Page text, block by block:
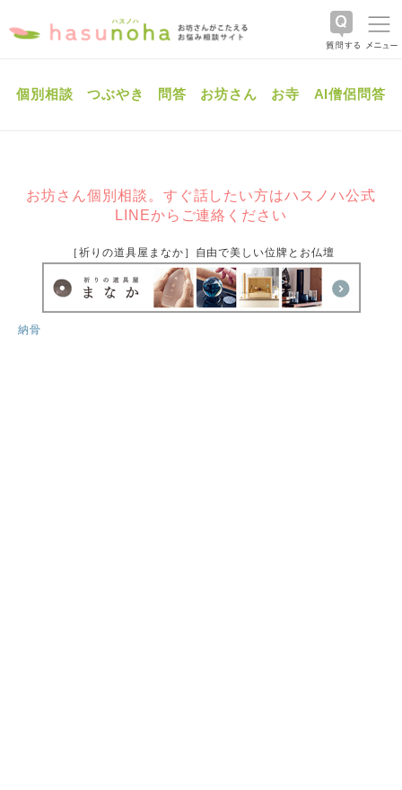
個別相談 つぶやき 問答 お坊さん お寺 AI僧侶問答
お坊さん個別相談。すぐ話したい方はハスノハ公式
LINEからご連絡ください
［祈りの道具屋まなか］自由で美しい位牌とお仏壇
納骨